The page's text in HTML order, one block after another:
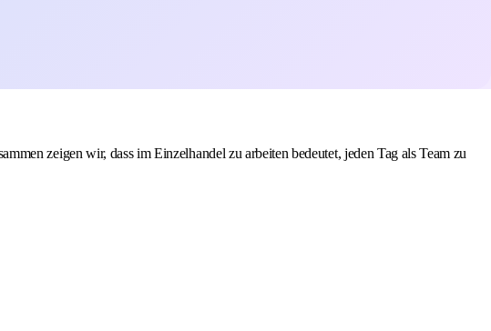
zeigen wir, dass im Einzelhandel zu arbeiten bedeutet, jeden Tag als Team zu